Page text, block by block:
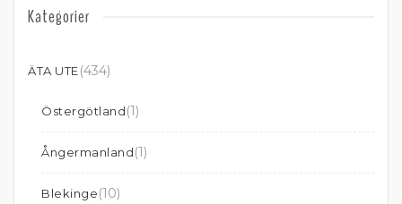
Kategorier
ÄTA UTE(434)
Östergötland(1)
Ångermanland(1)
Blekinge(10)